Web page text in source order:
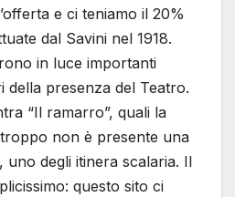
e ci teniamo il 20%
dal Savini nel 1918.
in luce importanti
della presenza del Teatro.
“Il ramarro”, quali la
non è presente una
uno degli itinera scalaria. Il
questo sito ci